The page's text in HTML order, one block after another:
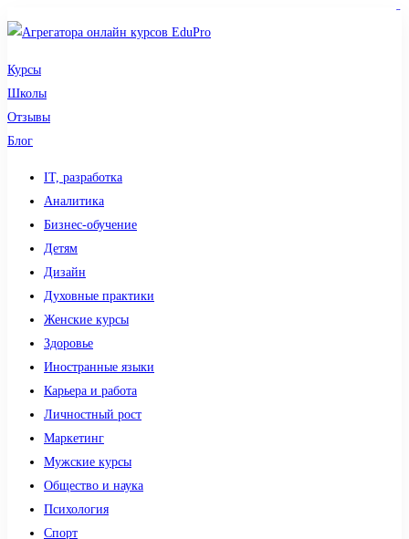
Курсы
Школы
Отзывы
Блог
IT, разработка
Аналитика
Бизнес-обучение
Детям
Дизайн
Духовные практики
Женские курсы
Здоровье
Иностранные языки
Карьера и работа
Личностный рост
Маркетинг
Мужские курсы
Общество и наука
Психология
Спорт